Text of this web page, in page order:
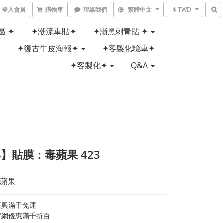
登入會員 購物車 聯絡我們 繁體中文 $ TWD
✦ ✦潮流車貼✦
✦漸黑刺青貼 ✦
✦復古牛皮海報✦
✦客製化驗車✦
✦客製化✦
Q&A
貼膜：毒蘋果 423
果
滿千免運
優惠滿千折百